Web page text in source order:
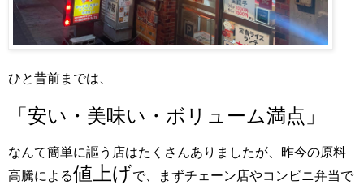
ひと昔前までは、
「安い・美味い・ボリューム満点」
なんて簡単に謳う店はたくさんありましたが、昨今の原料
高騰による値上げで、まずチェーン店やコンビニ弁当で